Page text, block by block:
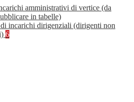
amministrativi di vertice (da
in tabelle)
incarichi dirigenziali (dirigenti non
6